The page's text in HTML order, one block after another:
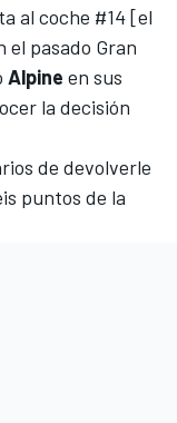
al coche #14 [el
el pasado Gran
Alpine en sus
la decisión
de devolverle
puntos de la